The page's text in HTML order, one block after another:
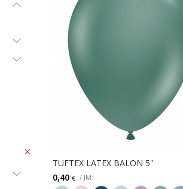
TUFTEX LATEX BALON 5''
0,40 € / JM: